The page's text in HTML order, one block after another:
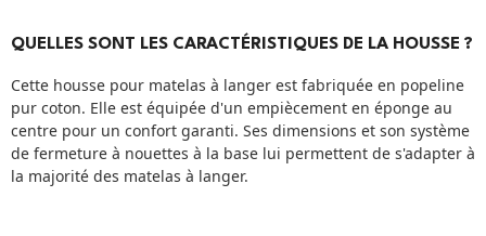
QUELLES SONT LES CARACTÉRISTIQUES DE LA HOUSSE ?
Cette housse pour matelas à langer est fabriquée en popeline
pur coton. Elle est équipée d'un empiècement en éponge au
centre pour un confort garanti. Ses dimensions et son système
de fermeture à nouettes à la base lui permettent de s'adapter à
la majorité des matelas à langer.